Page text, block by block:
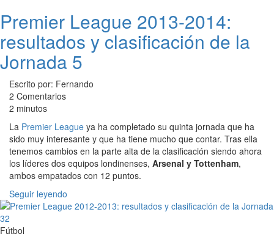
Premier League 2013-2014:
resultados y clasificación de la
Jornada 5
Escrito por: Fernando
2 Comentarios
2 minutos
La Premier League ya ha completado su quinta jornada que ha
sido muy interesante y que ha tiene mucho que contar. Tras ella
tenemos cambios en la parte alta de la clasificación siendo ahora
los líderes dos equipos londinenses, Arsenal y Tottenham,
ambos empatados con 12 puntos.
Seguir leyendo
Fútbol